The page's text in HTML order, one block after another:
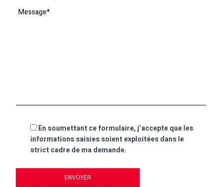
En soumettant ce formulaire, j’accepte que les
informations saisies soient exploitées dans le
strict cadre de ma demande.